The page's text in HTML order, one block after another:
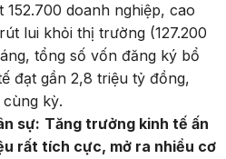
doanh nghiệp, cao
lui khỏi thị trường (127.200
tổng số vốn đăng ký bổ
đạt gần 2,8 triệu tỷ đồng,
kỳ.
sự: Tăng trưởng kinh tế ấn
rất tích cực, mở ra nhiều cơ